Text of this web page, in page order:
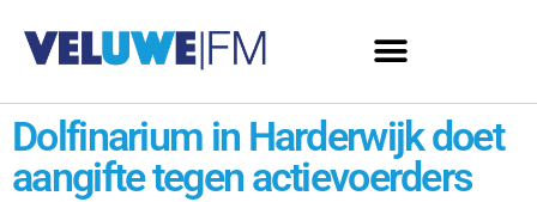
Dolfinarium in Harderwijk doet
aangifte tegen actievoerders